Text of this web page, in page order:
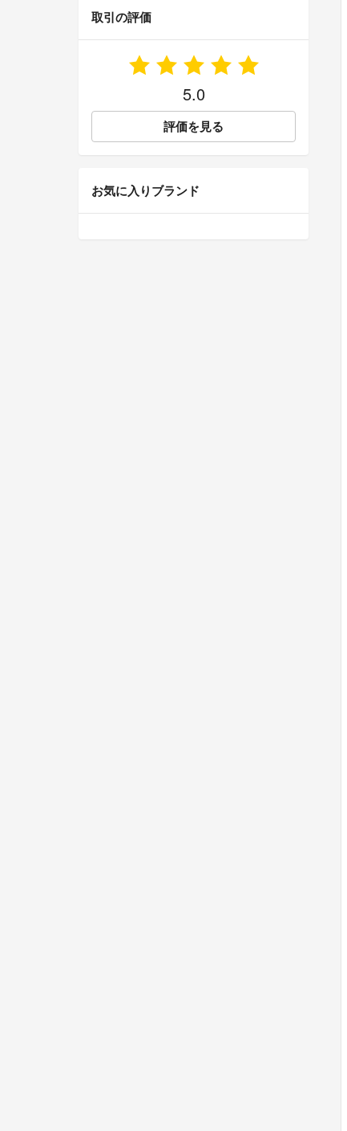
取引の評価
5.0
評価を見る
お気に入りブランド